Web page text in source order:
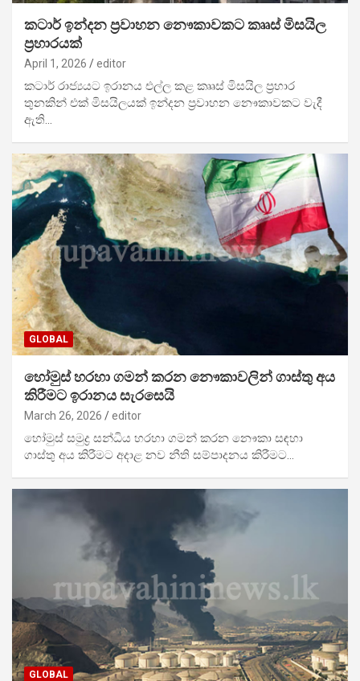
කටාර් ඉන්දන ප්‍රවාහන නෞකාවකට කෲස් මිසයිල
ප්‍රහාරයක්
April 1, 2026 editor
කටාර් රාජ්‍යයට ඉරානය එල්ල කළ කෲස් මිසයිල ප්‍රහාර
තුනකින් එක් මිසයිලයක් ඉන්දන ප්‍රවාහන නෞකාවකට වැදී
ඇති…
GLOBAL
හෝමුස් හරහා ගමන් කරන නෞකාවලින් ගාස්තු අය
කිරීමට ඉරානය සැරසෙයි
March 26, 2026 editor
හෝමුස් සමුද්‍ර සන්ධිය හරහා ගමන් කරන නෞකා සඳහා
ගාස්තු අය කිරීමට අදාළ නව නීති සම්පාදනය කිරීමට…
GLOBAL